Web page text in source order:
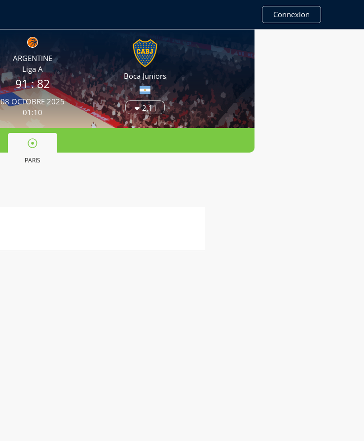
Connexion
ARGENTINE
Liga A
91: 82
08 OCTOBRE 2025
01:10
Boca Juniors
2,11
PARIS